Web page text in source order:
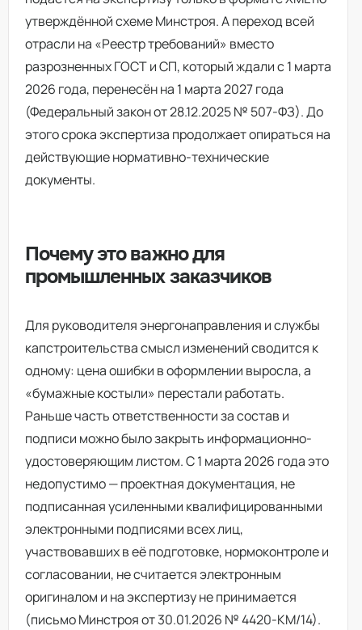
утверждённой схеме Минстроя. А переход всей
отрасли на «Реестр требований» вместо
разрозненных ГОСТ и СП, который ждали с 1 марта
2026 года, перенесён на 1 марта 2027 года
(Федеральный закон от 28.12.2025 № 507-ФЗ). До
этого срока экспертиза продолжает опираться на
действующие нормативно-технические
документы.
Почему это важно для
промышленных заказчиков
Для руководителя энергонаправления и службы
капстроительства смысл изменений сводится к
одному: цена ошибки в оформлении выросла, а
«бумажные костыли» перестали работать.
Раньше часть ответственности за состав и
подписи можно было закрыть информационно-
удостоверяющим листом. С 1 марта 2026 года это
недопустимо — проектная документация, не
подписанная усиленными квалифицированными
электронными подписями всех лиц,
участвовавших в её подготовке, нормоконтроле и
согласовании, не считается электронным
оригиналом и на экспертизу не принимается
(письмо Минстроя от 30.01.2026 № 4420-КМ/14).